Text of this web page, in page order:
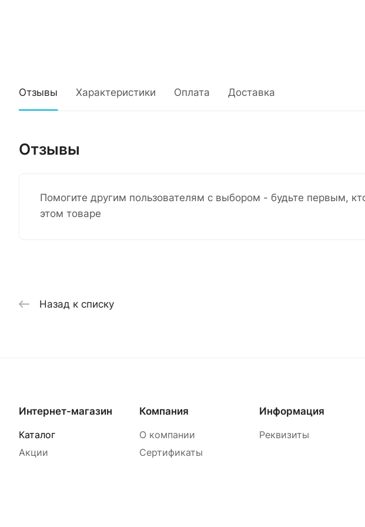
Отзывы Характеристики Оплата Доставка
Отзывы
Помогите другим пользователям с выбором - будьте первым,
этом товаре
Назад к списку
Интернет-магазин
Каталог
Акции
Компания
О компании
Сертификаты
Информация
Реквизиты